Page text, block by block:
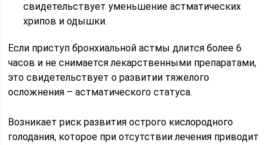
свидетельствует уменьшение астматических
хрипов и одышки.
Если приступ бронхиальной астмы длится более 6
часов и не снимается лекарственными препаратами,
это свидетельствует о развитии тяжелого
осложнения – астматического статуса.
Возникает риск развития острого кислородного
голодания, которое при отсутствии лечения приводит